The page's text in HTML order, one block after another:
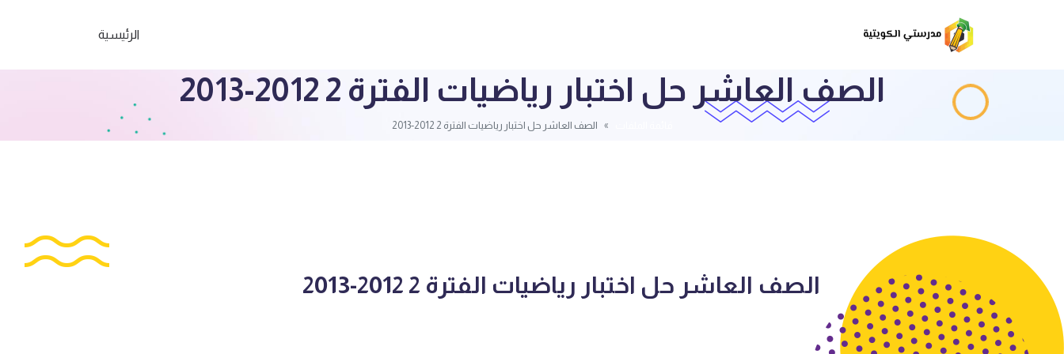
الرئيسية
الصف العاشر حل اختبار رياضيات الفترة 2 2012-2013
الصف العاشر حل اختبار رياضيات الفترة 2 2012-2013
الصف العاشر حل اختبار رياضيات الفترة 2 2012-2013